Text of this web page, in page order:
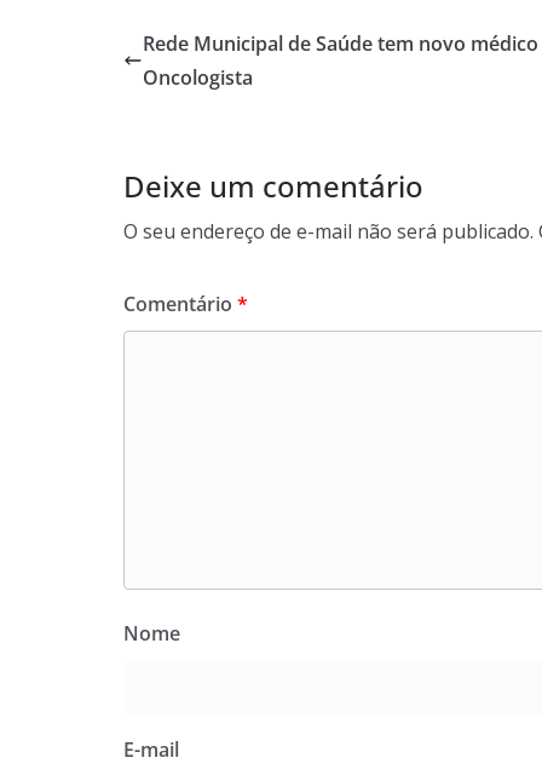
Rede Municipal de Saúde tem novo médico
Oncologista
Deixe um comentário
O seu endereço de e-mail não será publicado.
Comentário *
Nome
E-mail